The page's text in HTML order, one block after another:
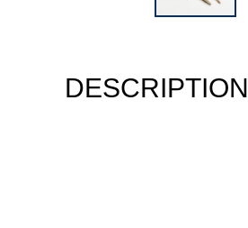
DESCRIPTION